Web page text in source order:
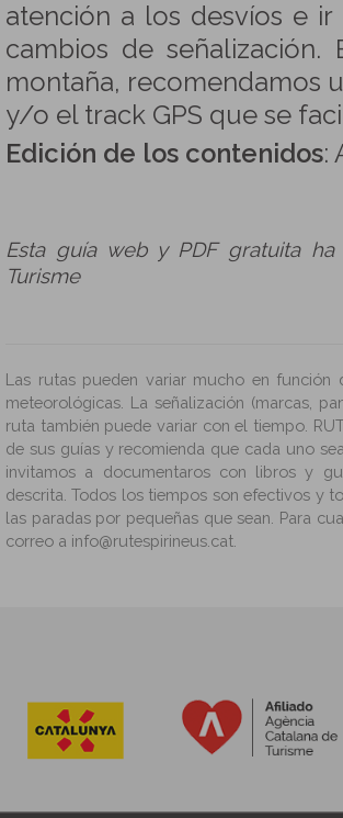
atención a los desvíos e
cambios de
montaña, recomendamos
y/o el track GPS que se
Edición de los contenidos:
Esta guía web y PDF gratuita
Turisme
Las rutas pueden variar mucho en
meteorológicas. La señalización (marcas,
ruta también puede variar con el tiempo.
de sus guías y recomienda que cada uno
invitamos a documentaros con libros y
descrita. Todos los tiempos son efectivos y
las paradas por pequeñas que sean. Para
correo a info@rutespirineus.cat.